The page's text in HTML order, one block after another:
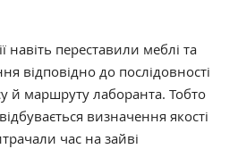
навіть переставили меблі та
відповідно до послідовності
й маршруту лаборанта. Тобто
визначення якості
час на зайві